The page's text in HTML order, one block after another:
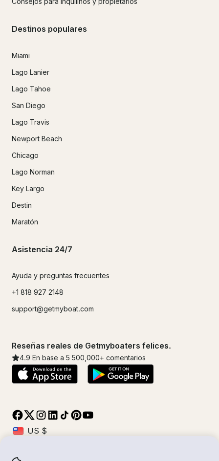
Destinos populares
Miami
Lago Lanier
Lago Tahoe
San Diego
Lago Travis
Newport Beach
Chicago
Lago Norman
Key Largo
Destin
Maratón
Asistencia 24/7
Ayuda y preguntas frecuentes
+1 818 927 2148
support@getmyboat.com
Reseñas reales de Getmyboaters felices.
4.9 En base a 5 500,000+ comentarios